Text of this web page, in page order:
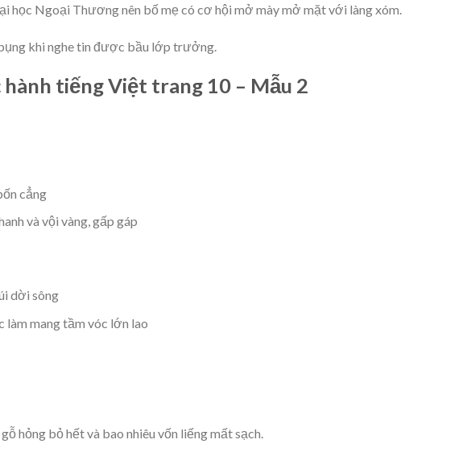
học Ngoại Thương nên bố mẹ có cơ hội mở mày mở mặt với làng xóm.
khi nghe tin được bầu lớp trưởng.
tiếng Việt trang 10 – Mẫu 2
cẳng
và vội vàng, gấp gáp
dời sông
làm mang tầm vóc lớn lao
hỏng bỏ hết và bao nhiêu vốn liếng mất sạch.